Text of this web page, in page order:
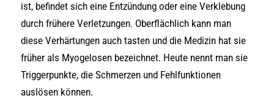
ist, befindet sich eine Entzündung oder eine Verklebung
durch frühere Verletzungen. Oberflächlich kann man
diese Verhärtungen auch tasten und die Medizin hat sie
früher als Myogelosen bezeichnet. Heute nennt man sie
Triggerpunkte, die Schmerzen und Fehlfunktionen
auslösen können.